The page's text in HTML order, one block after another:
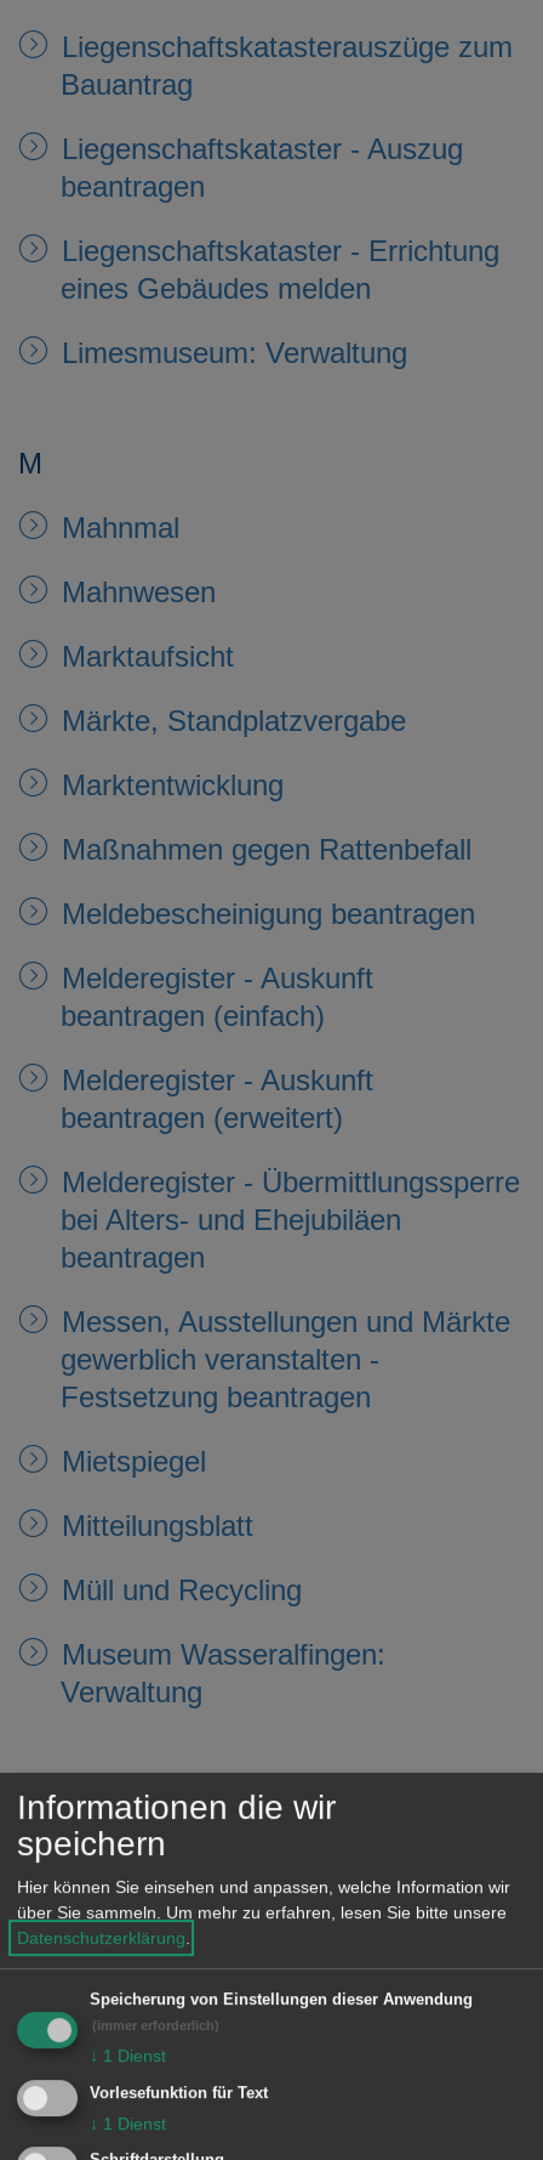
Liegenschaftskatasterauszüge zum
Bauantrag
Liegenschaftskataster - Auszug
beantragen
Liegenschaftskataster - Errichtung
eines Gebäudes melden
Limesmuseum: Verwaltung
M
Mahnmal
Mahnwesen
Marktaufsicht
Märkte, Standplatzvergabe
Marktentwicklung
Maßnahmen gegen Rattenbefall
Meldebescheinigung beantragen
Melderegister - Auskunft
beantragen (einfach)
Melderegister - Auskunft
beantragen (erweitert)
Melderegister - Übermittlungssperre
bei Alters- und Ehejubiläen
beantragen
Messen, Ausstellungen und Märkte
gewerblich veranstalten -
Festsetzung beantragen
Mietspiegel
Mitteilungsblatt
Müll und Recycling
Museum Wasseralfingen:
Verwaltung
N
Nachhaltige Stadtentwicklung
Nachtragsplan, Nachtragshaushalt
Nachtwächterrundgänge
Nachzug aus familiären Gründen
(zu Ausländern) -
Aufenthaltserlaubnis beantragen
Informationen die wir
speichern
Hier können Sie einsehen und anpassen, welche Information wir
über Sie sammeln.
Um mehr zu erfahren, lesen Sie bitte unsere
Datenschutzerklärung
Speicherung von Einstellungen dieser Anwendung
(immer erforderlich)
↓ 1 Dienst
Vorlesefunktion für Text
↓ 1 Dienst